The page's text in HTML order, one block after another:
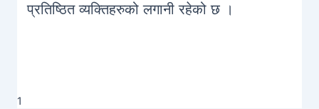
प्रतिष्ठित व्यक्तिहरुको लगानी रहेको छ ।
1